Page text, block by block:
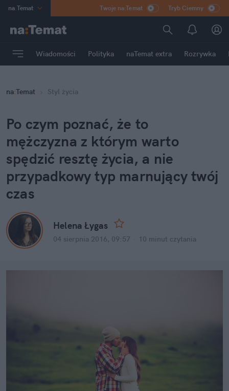
na:Temat
Poland
mama
Rozrywka
Twoje na:Temat Tryb Ciemny
Wiadomości Polityka naTemat extra Rozrywka
na:Temat Styl życia
Po czym poznać, że to
mężczyzna z którym warto
spędzić resztę życia, a nie
przypadkowy typ marnujący twój
czas
Helena Łygas
04 sierpnia 2016, 09:57 10 minut czytania